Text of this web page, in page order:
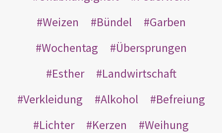
Weizen
Bündel
Garben
Wochentag
Übersprungen
Esther
Landwirtschaft
Verkleidung
Alkohol
Befreiung
Lichter
Kerzen
Weihung